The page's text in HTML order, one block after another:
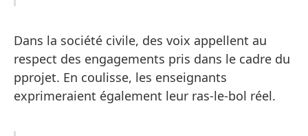
Dans la société civile, des voix appellent au
respect des engagements pris dans le cadre du
pprojet. En coulisse, les enseignants
exprimeraient également leur ras-le-bol réel.